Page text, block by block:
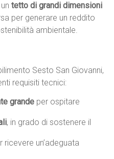
untetto di grandi dimensioni
per generare un reddito
ambientale.
Sesto San Giovanni,
requisiti tecnici:
grande per ospitare
, in grado di sostenere il
ricevere un’adeguata